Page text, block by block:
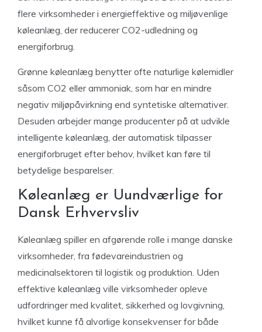
flere virksomheder i energieffektive og miljøvenlige
køleanlæg, der reducerer CO2-udledning og
energiforbrug.
Grønne køleanlæg benytter ofte naturlige kølemidler
såsom CO2 eller ammoniak, som har en mindre
negativ miljøpåvirkning end syntetiske alternativer.
Desuden arbejder mange producenter på at udvikle
intelligente køleanlæg, der automatisk tilpasser
energiforbruget efter behov, hvilket kan føre til
betydelige besparelser.
Køleanlæg er Uundværlige for
Dansk Erhvervsliv
Køleanlæg spiller en afgørende rolle i mange danske
virksomheder, fra fødevareindustrien og
medicinalsektoren til logistik og produktion. Uden
effektive køleanlæg ville virksomheder opleve
udfordringer med kvalitet, sikkerhed og lovgivning,
hvilket kunne få alvorlige konsekvenser for både